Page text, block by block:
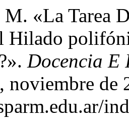
«La Tarea
Hilado
Docencia E
noviembre de